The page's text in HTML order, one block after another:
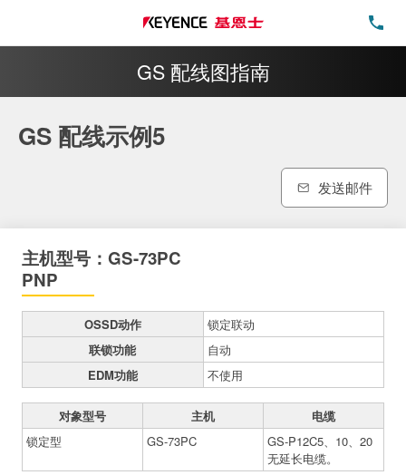
GS 配线图指南
GS 配线示例5
发送邮件
主机型号：GS-73PC
PNP
OSSD动作
锁定联动
联锁功能
自动
EDM功能
不使用
对象型号 主机
电缆
锁定型
GS-73PC
GS-P12C5、10、20
无延长电缆。